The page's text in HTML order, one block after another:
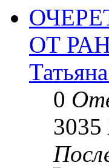
ОТ РАН
0
3035